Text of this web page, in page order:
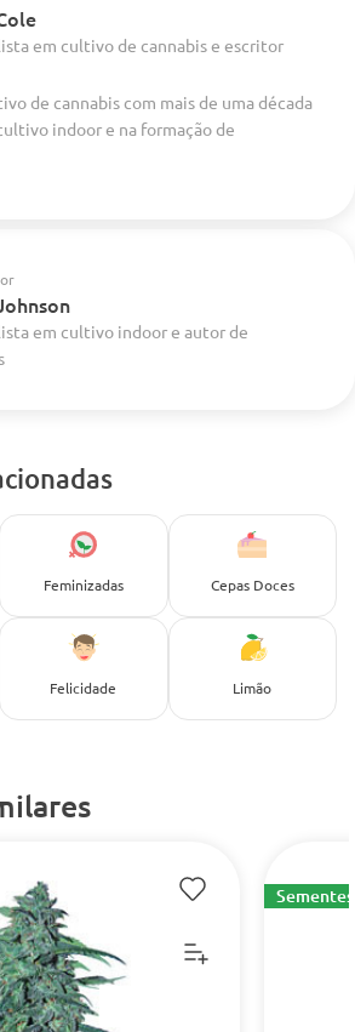
em cultivo de cannabis e escritor
de cannabis com mais de uma década
indoor e na formação de
em cultivo indoor e autor de
Feminizadas Cepas Doces
Felicidade Limão